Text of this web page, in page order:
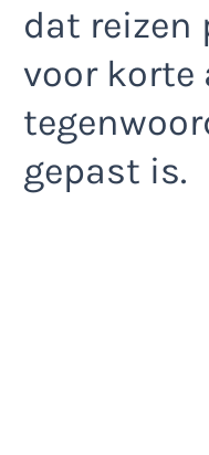
dat reizen
voor korte
gepast is.